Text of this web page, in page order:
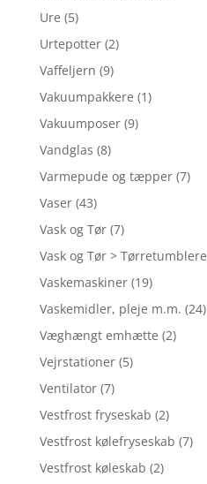
Ure (5)
Urtepotter (2)
Vaffeljern (9)
Vakuumpakkere (1)
Vakuumposer (9)
Vandglas (8)
Varmepude og tæpper (7)
Vaser (43)
Vask og Tør (7)
Vask og Tør > Tørretumblere
Vaskemaskiner (19)
Vaskemidler, pleje m.m. (24)
Væghængt emhætte (2)
Vejrstationer (5)
Ventilator (7)
Vestfrost fryseskab (2)
Vestfrost kølefryseskab (7)
Vestfrost køleskab (2)